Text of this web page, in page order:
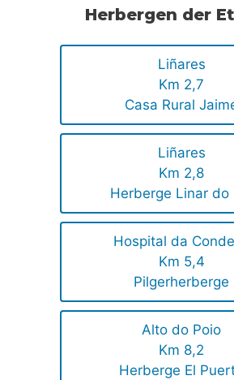
Herbergen der
Liñares
Km 2,7
Casa Rural
Liñares
Km 2,8
Herberge Linar do
Hospital da
Km 5,4
Pilgerherberge
Alto do Poio
Km 8,2
Herberge El